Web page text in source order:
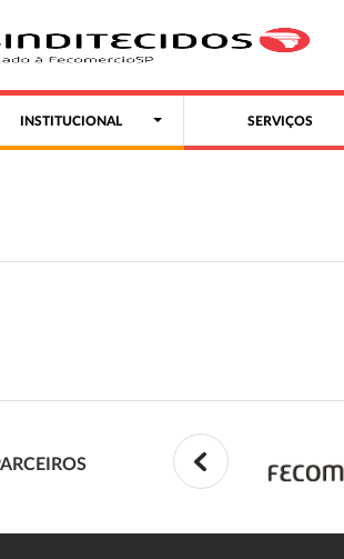
INSTITUCIONAL SERVIÇOS